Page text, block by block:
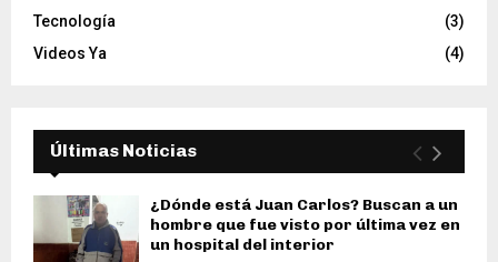
Tecnología
(3)
Videos Ya
(4)
Últimas Noticias
¿Dónde está Juan Carlos? Buscan a un
hombre que fue visto por última vez en
un hospital del interior